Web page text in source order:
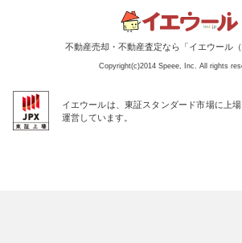
不動産売却・不動産査定なら「イエウール（
Copyright(c)2014 Speee, Inc. All rights
イエウールは、東証スタンダード市場に上
運営しています。